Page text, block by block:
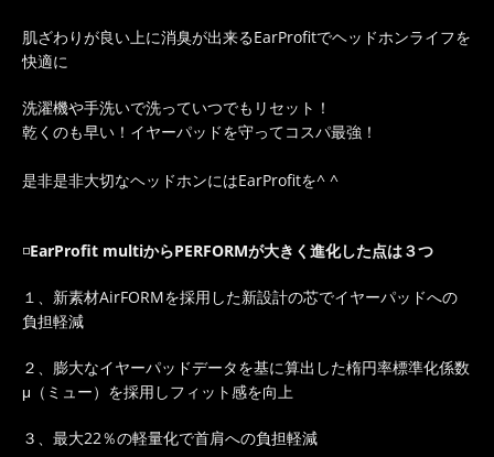
肌ざわりが良い上に消臭が出来るEarProfitでヘッドホンライフを
快適に
洗濯機や手洗いで洗っていつでもリセット！
乾くのも早い！イヤーパッドを守ってコスパ最強！
是非是非大切なヘッドホンにはEarProfitを^ ^
◽️EarProfit multiからPERFORMが大きく進化した点は３つ
１、新素材AirFORMを採用した新設計の芯でイヤーパッドへの
負担軽減
２、膨大なイヤーパッドデータを基に算出した楕円率標準化係数
μ（ミュー）を採用しフィット感を向上
３、最大22％の軽量化で首肩への負担軽減